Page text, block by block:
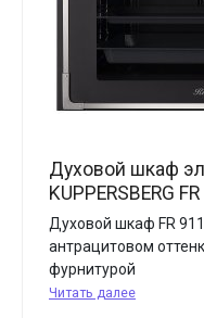
Духовой шкаф
KUPPERSBERG
Духовой шкаф FR
антрацитовом
фурнитурой
Читать далее